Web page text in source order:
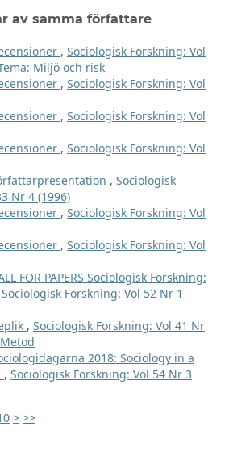
av samma författare
, Sociologisk Forskning: Vol
Miljö och risk
, Sociologisk Forskning: Vol
, Sociologisk Forskning: Vol
, Sociologisk Forskning: Vol
, Sociologisk
Nr 4 (1996)
, Sociologisk Forskning: Vol
, Sociologisk Forskning: Vol
FOR PAPERS Sociologisk Forskning:
Sociologisk Forskning: Vol 52 Nr 1
, Sociologisk Forskning: Vol 41 Nr
2018: Sociology in a
, Sociologisk Forskning: Vol 54 Nr 3
> >>